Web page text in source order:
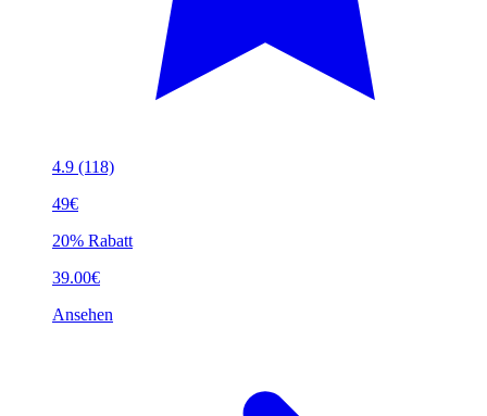
4.9 (118)
49€
20% Rabatt
39.00€
Ansehen